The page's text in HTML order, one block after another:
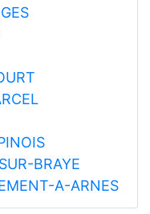
BRAYE
A-ARNES